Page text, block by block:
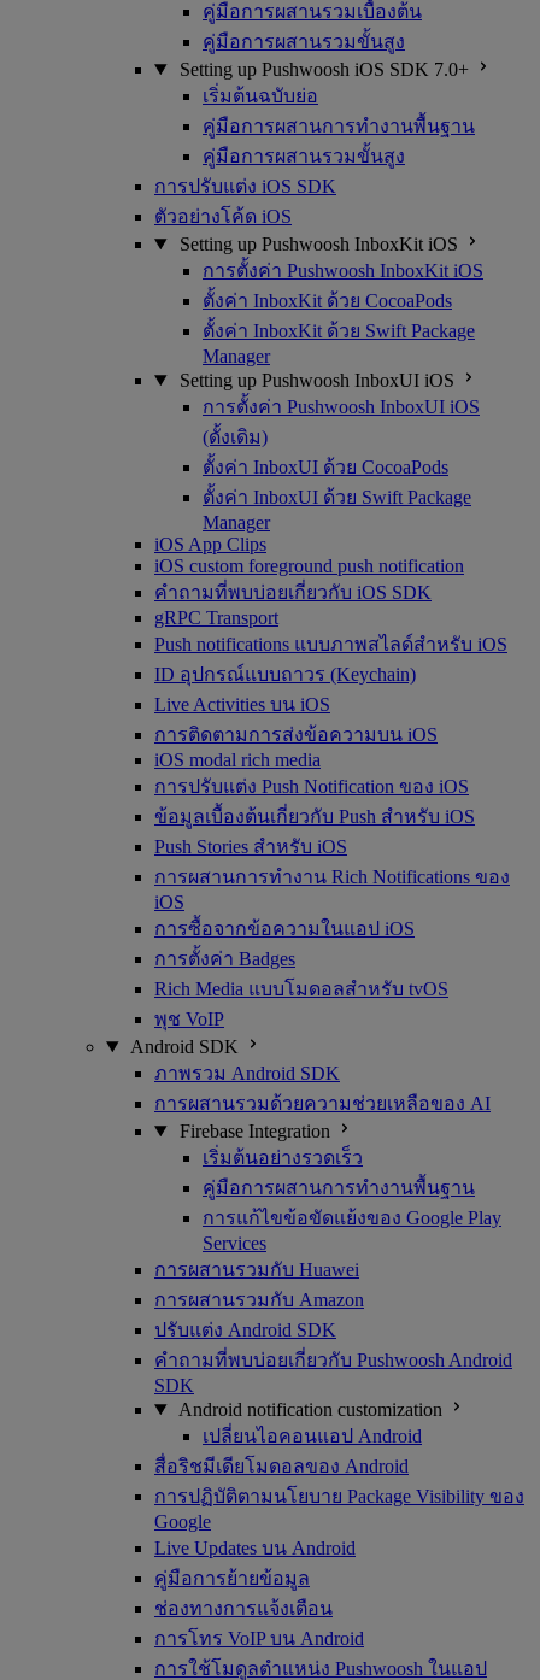
คู่มือการผสานรวมเบื้องต้น
คู่มือการผสานรวมขั้นสูง
Setting up Pushwoosh iOS SDK 7.0+
เริ่มต้นฉบับย่อ
คู่มือการผสานการทำงานพื้นฐาน
คู่มือการผสานรวมขั้นสูง
การปรับแต่ง iOS SDK
ตัวอย่างโค้ด iOS
Setting up Pushwoosh InboxKit iOS
การตั้งค่า Pushwoosh InboxKit iOS
ตั้งค่า InboxKit ด้วย CocoaPods
ตั้งค่า InboxKit ด้วย Swift Package
Manager
Setting up Pushwoosh InboxUI iOS
การตั้งค่า Pushwoosh InboxUI iOS
(ดั้งเดิม)
ตั้งค่า InboxUI ด้วย CocoaPods
ตั้งค่า InboxUI ด้วย Swift Package
Manager
iOS App Clips
iOS custom foreground push notification
คำถามที่พบบ่อยเกี่ยวกับ iOS SDK
gRPC Transport
Push notifications แบบภาพสไลด์สำหรับ iOS
ID อุปกรณ์แบบถาวร (Keychain)
Live Activities บน iOS
การติดตามการส่งข้อความบน iOS
iOS modal rich media
การปรับแต่ง Push Notification ของ iOS
ข้อมูลเบื้องต้นเกี่ยวกับ Push สำหรับ iOS
Push Stories สำหรับ iOS
การผสานการทำงาน Rich Notifications ของ
iOS
การซื้อจากข้อความในแอป iOS
การตั้งค่า Badges
Rich Media แบบโมดอลสำหรับ tvOS
พุช VoIP
Android SDK
ภาพรวม Android SDK
การผสานรวมด้วยความช่วยเหลือของ AI
Firebase Integration
เริ่มต้นอย่างรวดเร็ว
คู่มือการผสานการทำงานพื้นฐาน
การแก้ไขข้อขัดแย้งของ Google Play
Services
การผสานรวมกับ Huawei
การผสานรวมกับ Amazon
ปรับแต่ง Android SDK
คำถามที่พบบ่อยเกี่ยวกับ Pushwoosh Android
SDK
Android notification customization
เปลี่ยนไอคอนแอป Android
สื่อริชมีเดียโมดอลของ Android
การปฏิบัติตามนโยบาย Package Visibility ของ
Google
Live Updates บน Android
คู่มือการย้ายข้อมูล
ช่องทางการแจ้งเตือน
การโทร VoIP บน Android
การใช้โมดูลตำแหน่ง Pushwoosh ในแอป